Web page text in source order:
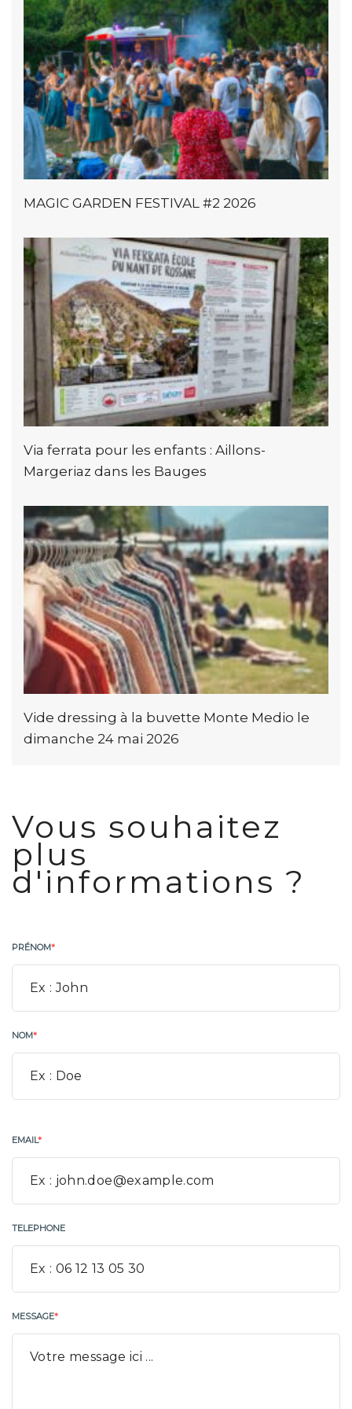
MAGIC GARDEN FESTIVAL #2 2026
Via ferrata pour les enfants : Aillons-
Margeriaz dans les Bauges
Vide dressing à la buvette Monte Medio le
dimanche 24 mai 2026
Vous souhaitez
plus
d'informations ?
PRÉNOM*
NOM*
EMAIL*
TELEPHONE
MESSAGE*